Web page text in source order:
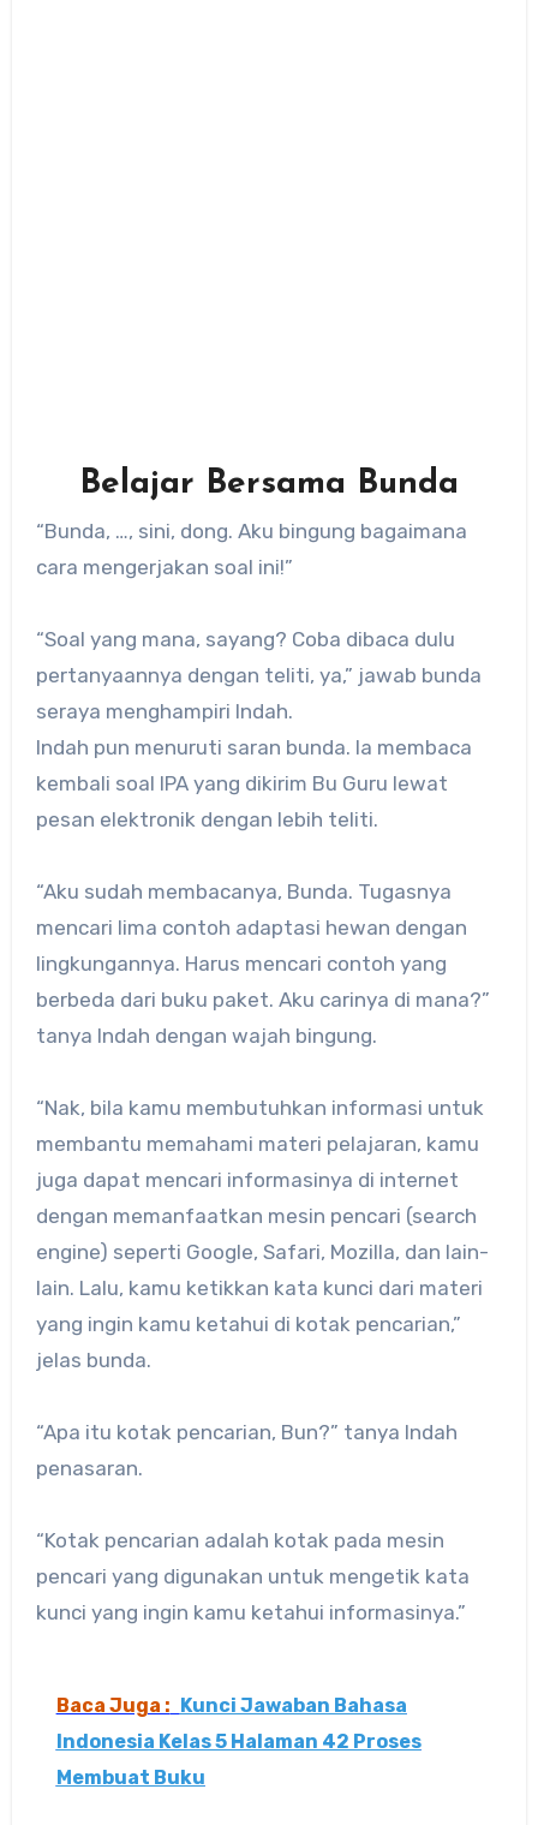
Belajar Bersama Bunda
“Bunda, …, sini, dong. Aku bingung bagaimana
cara mengerjakan soal ini!”
“Soal yang mana, sayang? Coba dibaca dulu
pertanyaannya dengan teliti, ya,” jawab bunda
seraya menghampiri Indah.
Indah pun menuruti saran bunda. Ia membaca
kembali soal IPA yang dikirim Bu Guru lewat
pesan elektronik dengan lebih teliti.
“Aku sudah membacanya, Bunda. Tugasnya
mencari lima contoh adaptasi hewan dengan
lingkungannya. Harus mencari contoh yang
berbeda dari buku paket. Aku carinya di mana?”
tanya Indah dengan wajah bingung.
“Nak, bila kamu membutuhkan informasi untuk
membantu memahami materi pelajaran, kamu
juga dapat mencari informasinya di internet
dengan memanfaatkan mesin pencari (search
engine) seperti Google, Safari, Mozilla, dan lain-
lain. Lalu, kamu ketikkan kata kunci dari materi
yang ingin kamu ketahui di kotak pencarian,”
jelas bunda.
“Apa itu kotak pencarian, Bun?” tanya Indah
penasaran.
“Kotak pencarian adalah kotak pada mesin
pencari yang digunakan untuk mengetik kata
kunci yang ingin kamu ketahui informasinya.”
Baca Juga : Kunci Jawaban Bahasa
Indonesia Kelas 5 Halaman 42 Proses
Membuat Buku